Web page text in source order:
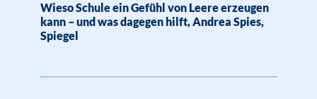
Wieso Schule ein Gefühl von Leere erzeugen
kann – und was dagegen hilft, Andrea Spies,
Spiegel